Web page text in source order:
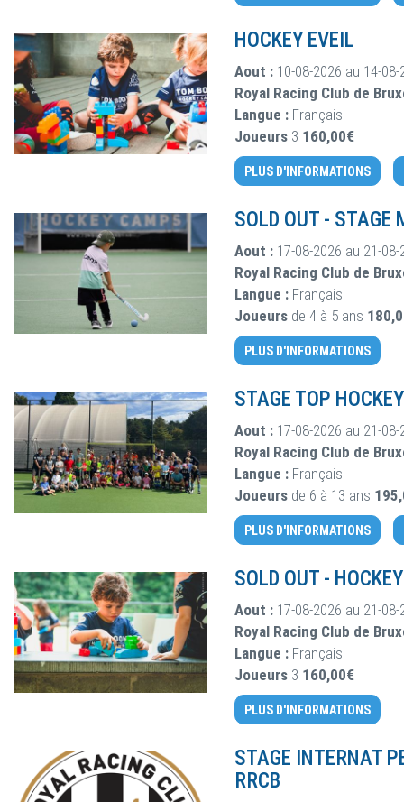
HOCKEY EVEIL
Aout : 10-08-2026 au 14-08-
Royal Racing Club de
Langue : Français
Joueurs 3 160,00€
PLUS D'INFORMATIONS
SOLD OUT - STAGE
Aout : 17-08-2026 au 21-08-
Royal Racing Club de
Langue : Français
Joueurs de 4 à 5 ans
PLUS D'INFORMATIONS
STAGE TOP HOCKEY
Aout : 17-08-2026 au 21-08-
Royal Racing Club de
Langue : Français
Joueurs de 6 à 13 ans
PLUS D'INFORMATIONS
SOLD OUT -
Aout : 17-08-2026 au 21-08-
Royal Racing Club de
Langue : Français
Joueurs 3 160,00€
PLUS D'INFORMATIONS
STAGE INTERNAT
RRCB